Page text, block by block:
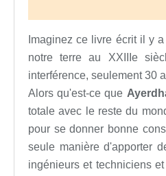
Imaginez ce livre écrit il y
notre terre au XXIIIe
interférence, seulement 30
Alors qu'est-ce que
totale avec le reste du
pour se donner bonne
seule manière d'apporter
ingénieurs et techniciens